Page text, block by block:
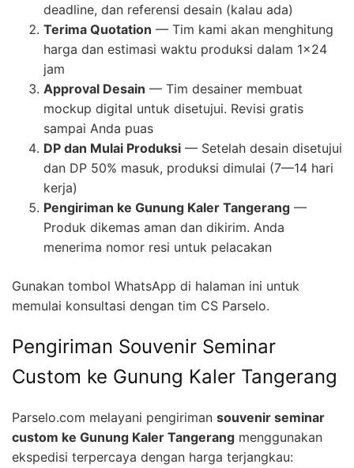
deadline, dan referensi desain (kalau ada)
Terima Quotation — Tim kami akan menghitung
harga dan estimasi waktu produksi dalam 1×24
jam
Approval Desain — Tim desainer membuat
mockup digital untuk disetujui. Revisi gratis
sampai Anda puas
DP dan Mulai Produksi — Setelah desain disetujui
dan DP 50% masuk, produksi dimulai (7—14 hari
kerja)
Pengiriman ke Gunung Kaler Tangerang —
Produk dikemas aman dan dikirim. Anda
menerima nomor resi untuk pelacakan
Gunakan tombol WhatsApp di halaman ini untuk
memulai konsultasi dengan tim CS Parselo.
Pengiriman Souvenir Seminar
Custom ke Gunung Kaler Tangerang
Parselo.com melayani pengiriman souvenir seminar
custom ke Gunung Kaler Tangerang menggunakan
ekspedisi terpercaya dengan harga terjangkau: